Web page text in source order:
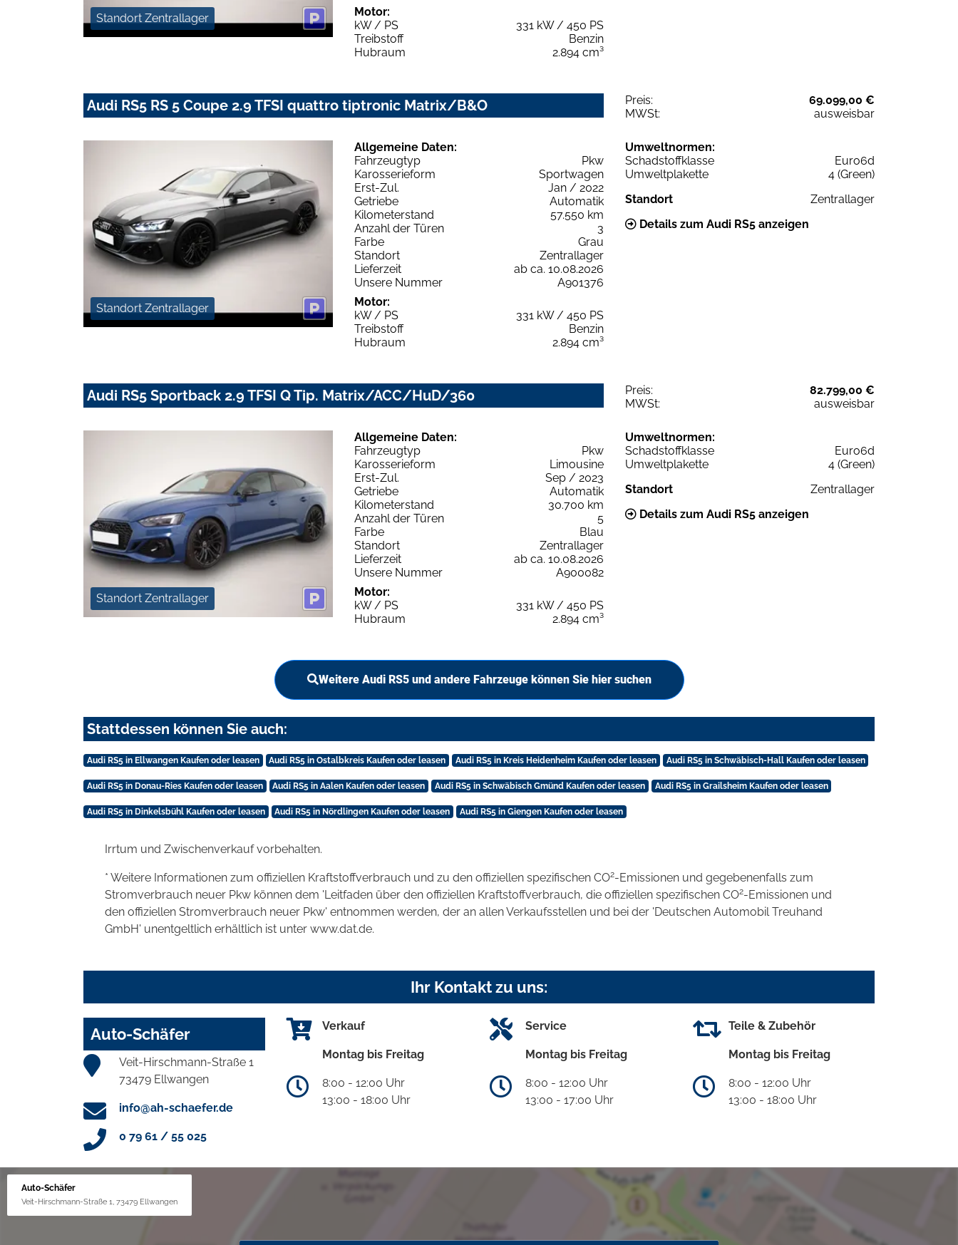
Standort Zentrallager
Motor:
kW / PS
331 kW / 450 PS
Treibstoff
Benzin
Hubraum
2.894 cm³
Audi RS5 RS 5 Coupe 2.9 TFSI quattro tiptronic Matrix/B&O Preis:
69.099,00 €
MWSt:
ausweisbar
Standort Zentrallager
Allgemeine Daten:
Fahrzeugtyp
Pkw
Karosserieform
Sportwagen
Erst-Zul.
Jan / 2022
Getriebe
Automatik
Kilometerstand
57.550 km
Anzahl der Türen
3
Farbe
Grau
Standort
Zentrallager
Lieferzeit
ab ca. 10.08.2026
Unsere Nummer
A901376
Motor:
kW / PS
331 kW / 450 PS
Treibstoff
Benzin
Hubraum
2.894 cm³
Umweltnormen:
Schadstoffklasse
Euro6d
Umweltplakette
4 (Green)
Standort
Zentrallager
Details zum Audi RS5 anzeigen
Audi RS5 Sportback 2.9 TFSI Q Tip. Matrix/ACC/HuD/360 Preis:
82.799,00 €
MWSt:
ausweisbar
Standort Zentrallager
Allgemeine Daten:
Fahrzeugtyp
Pkw
Karosserieform
Limousine
Erst-Zul.
Sep / 2023
Getriebe
Automatik
Kilometerstand
30.700 km
Anzahl der Türen
5
Farbe
Blau
Standort
Zentrallager
Lieferzeit
ab ca. 10.08.2026
Unsere Nummer
A900082
Motor:
kW / PS
331 kW / 450 PS
Hubraum
2.894 cm³
Umweltnormen:
Schadstoffklasse
Euro6d
Umweltplakette
4 (Green)
Standort
Zentrallager
Details zum Audi RS5 anzeigen
Weitere Audi RS5 und andere Fahrzeuge können Sie hier suchen
Stattdessen können Sie auch:
Audi RS5 in Ellwangen Kaufen oder leasen Audi RS5 in Ostalbkreis Kaufen oder leasen Audi RS5 in Kreis Heidenheim Kaufen oder leasen Audi RS5 in Schwäbisch-Hall Kaufen oder leasen
Audi RS5 in Donau-Ries Kaufen oder leasen Audi RS5 in Aalen Kaufen oder leasen Audi RS5 in Schwäbisch Gmünd Kaufen oder leasen Audi RS5 in Grailsheim Kaufen oder leasen
Audi RS5 in Dinkelsbühl Kaufen oder leasen Audi RS5 in Nördlingen Kaufen oder leasen Audi RS5 in Giengen Kaufen oder leasen
Irrtum und Zwischenverkauf vorbehalten.
* Weitere Informationen zum offiziellen Kraftstoffverbrauch und zu den offiziellen spezifischen CO2-Emissionen und gegebenenfalls zum
Stromverbrauch neuer Pkw können dem 'Leitfaden über den offiziellen Kraftstoffverbrauch, die offiziellen spezifischen CO2-Emissionen und
den offiziellen Stromverbrauch neuer Pkw' entnommen werden, der an allen Verkaufsstellen und bei der 'Deutschen Automobil Treuhand
GmbH' unentgeltlich erhältlich ist unter www.dat.de.
Ihr Kontakt zu uns:
Auto-Schäfer
Veit-Hirschmann-Straße 1
73479 Ellwangen
info@ah-schaefer.de
0 79 61 / 55 025
Verkauf
Montag bis Freitag
8:00 - 12:00 Uhr
13:00 - 18:00 Uhr
Service
Montag bis Freitag
8:00 - 12:00 Uhr
13:00 - 17:00 Uhr
Teile & Zubehör
Montag bis Freitag
8:00 - 12:00 Uhr
13:00 - 18:00 Uhr
Auto-Schäfer
Veit-Hirschmann-Straße 1, 73479 Ellwangen